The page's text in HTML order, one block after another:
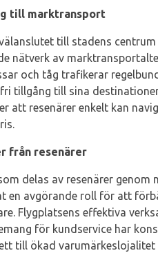
till marktransport
till stadens
nätverk av
och tåg trafikerar
tillgång till sina
att resenärer enkelt kan
från resenärer
delas av resenärer
en avgörande roll för att
Flygplatsens effektiva
för kundservice har
till ökad